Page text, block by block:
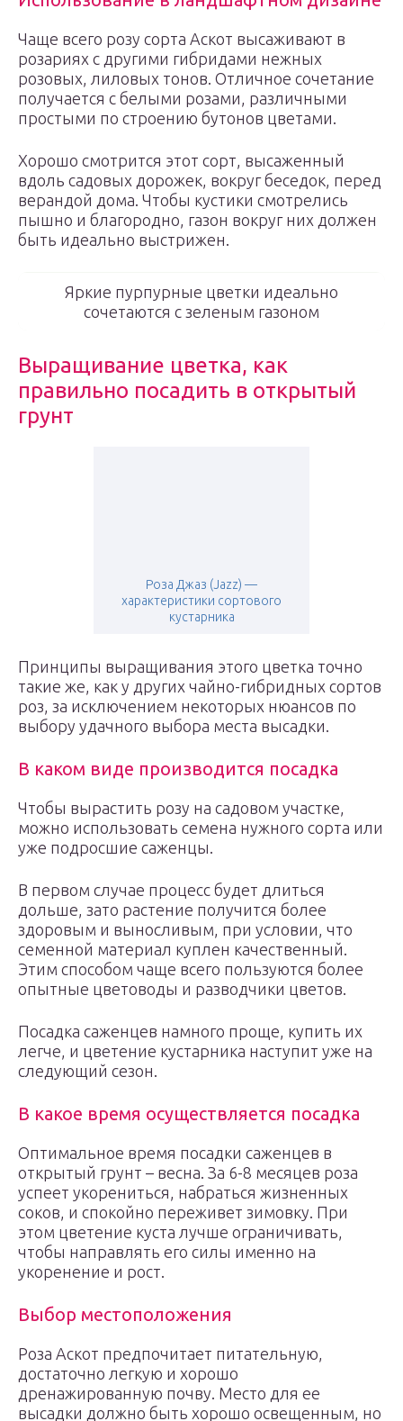
Чаще всего розу сорта Аскот высаживают в
розариях с другими гибридами нежных
розовых, лиловых тонов. Отличное сочетание
получается с белыми розами, различными
простыми по строению бутонов цветами.
Хорошо смотрится этот сорт, высаженный
вдоль садовых дорожек, вокруг беседок, перед
верандой дома. Чтобы кустики смотрелись
пышно и благородно, газон вокруг них должен
быть идеально выстрижен.
Яркие пурпурные цветки идеально
сочетаются с зеленым газоном
Выращивание цветка, как
правильно посадить в открытый
грунт
Роза Джаз (Jazz) —
характеристики сортового
кустарника
Принципы выращивания этого цветка точно
такие же, как у других чайно-гибридных сортов
роз, за исключением некоторых нюансов по
выбору удачного выбора места высадки.
В каком виде производится посадка
Чтобы вырастить розу на садовом участке,
можно использовать семена нужного сорта или
уже подросшие саженцы.
В первом случае процесс будет длиться
дольше, зато растение получится более
здоровым и выносливым, при условии, что
семенной материал куплен качественный.
Этим способом чаще всего пользуются более
опытные цветоводы и разводчики цветов.
Посадка саженцев намного проще, купить их
легче, и цветение кустарника наступит уже на
следующий сезон.
В какое время осуществляется посадка
Оптимальное время посадки саженцев в
открытый грунт – весна. За 6-8 месяцев роза
успеет укорениться, набраться жизненных
соков, и спокойно переживет зимовку. При
этом цветение куста лучше ограничивать,
чтобы направлять его силы именно на
укоренение и рост.
Выбор местоположения
Роза Аскот предпочитает питательную,
достаточно легкую и хорошо
дренажированную почву. Место для ее
высадки должно быть хорошо освещенным, но